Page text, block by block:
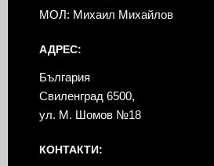
МОЛ: Михаил Михайлов
АДРЕС:
България
Свиленград 6500,
ул. М. Шомов №18
КОНТАКТИ: